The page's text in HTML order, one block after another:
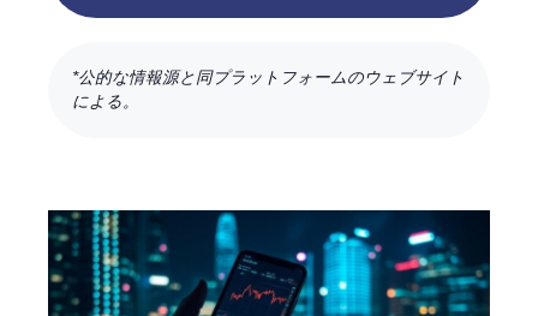
*公的な情報源と同プラットフォームのウェブサイト
による。